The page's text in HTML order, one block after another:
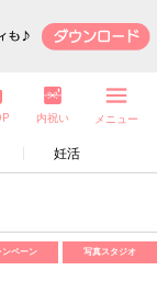
妊活
内祝い メニュー
ンペーン 写真スタジオ